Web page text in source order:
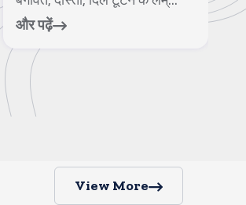
View More